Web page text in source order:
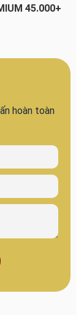
45.000+
hoàn toàn